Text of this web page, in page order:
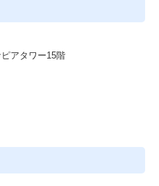
アタワー15階